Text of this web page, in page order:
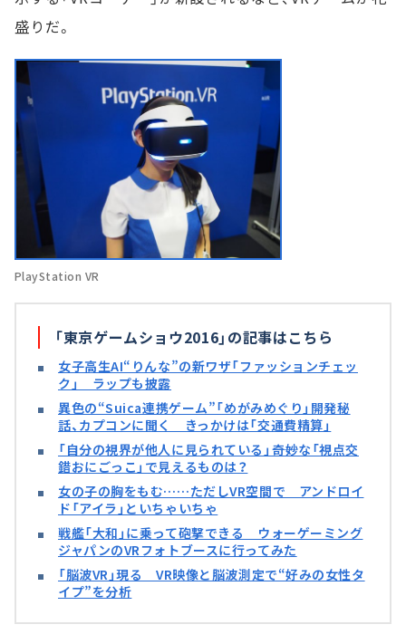
盛りだ。
PlayStation VR
「東京ゲームショウ2016」の記事はこちら
女子高生AI“りんな”の新ワザ「ファッションチェッ
ク」 ラップも披露
異色の“Suica連携ゲーム”「めがみめぐり」開発秘
話、カプコンに聞く きっかけは「交通費精算」
「自分の視界が他人に見られている」――奇妙な「視点交
錯おにごっこ」で見えるものは？
女の子の胸をもむ……ただしVR空間で アンドロイ
ド「アイラ」といちゃいちゃ
戦艦「大和」に乗って砲撃できる ウォーゲーミング
ジャパンのVRフォトブースに行ってみた
「脳波VR」現る VR映像と脳波測定で“好みの女性タ
イプ”を分析